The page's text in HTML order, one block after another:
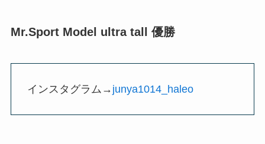
Mr.Sport Model ultra tall 優勝
インスタグラム→ junya1014_haleo